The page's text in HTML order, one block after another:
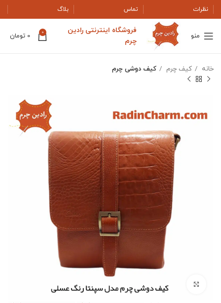
نظرات تماس بلاگ
منو
فروشگاه اینترنتی رادین
چرم
0
0 تومان
خانه کیف چرم کیف دوشی چرم
بزرگنمایی تصویر